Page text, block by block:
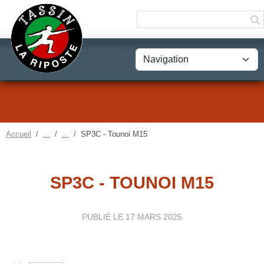
Accueil SP3C - Tounoi M15
SP3C - TOUNOI M15
PUBLIÉ LE 17 MARS 2025
Panneau de gestion des cookies